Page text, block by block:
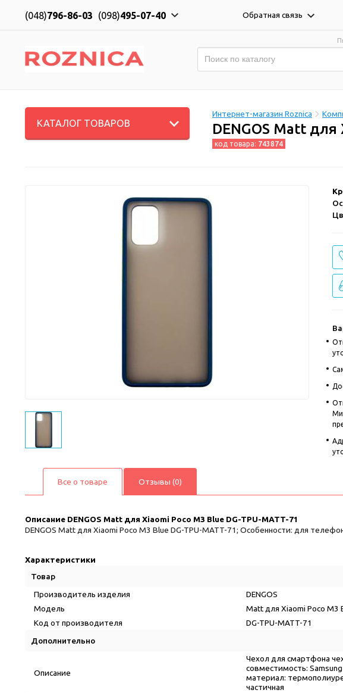
(048)796-86-03 (098)495-07-40 Обратная связь
КАТАЛОГ ТОВАРОВ
Интернет-магазин Roznica
DENGOS Matt
код товара: 743874
Все о товаре Отзывы (0)
Описание DENGOS Matt для Xiaomi Poco M3 Blue DG-TPU-MATT-71
DENGOS Matt для Xiaomi Poco M3 Blue DG-TPU-MATT-71; Особенности: для
Характеристики
Товар
Производитель изделия
DENGOS
Модель
Matt для Xiaomi Poco M3
Код от производителя
DG-TPU-MATT-71
Дополнительно
Описание
Чехол для смартфона
совместимость:
материал:
частичная